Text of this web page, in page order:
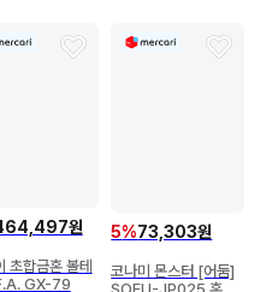
원
초합금혼 볼테
GX-79
5%73,303원
코나미 몬스터 [어둠]